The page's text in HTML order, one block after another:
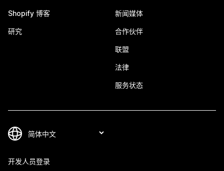
Shopify 博客
研究
新闻媒体
合作伙伴
联盟
法律
服务状态
开发人员登录